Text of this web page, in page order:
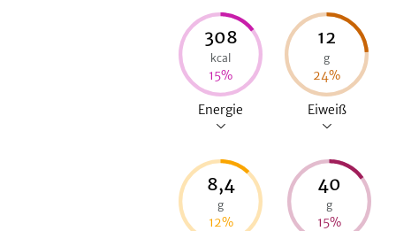
308
kcal
15%
Energie
12
g
24%
Eiweiß
8,4
g
12%
40
g
15%